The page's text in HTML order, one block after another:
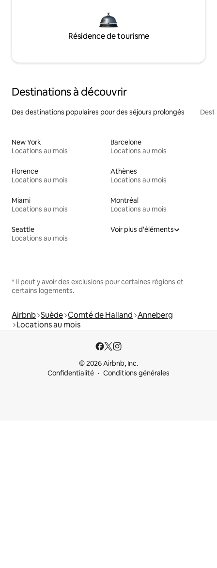
Résidence de tourisme
Destinations à découvrir
Des destinations populaires pour des séjours prolongés
New York
Locations au mois
Barcelone
Locations au mois
Florence
Locations au mois
Athènes
Locations au mois
Miami
Locations au mois
Montréal
Locations au mois
Seattle
Locations au mois
Voir plus d'éléments
* Il peut y avoir des exclusions pour certaines régions et
certains logements.
Airbnb Suède Comté de Halland Anneberg
Locations au mois
© 2026 Airbnb, Inc.
Confidentialité
Conditions générales